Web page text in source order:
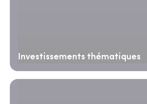
Investissements thématiques